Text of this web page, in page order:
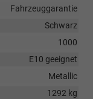
Fahrzeuggarantie
Schwarz
1000
E10 geeignet
Metallic
1292 kg